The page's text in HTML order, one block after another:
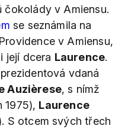
čokolády v Amiensu.
se seznámila na
v Amiensu,
její dcera Laurence.
vdaná
Auzièrese, s nímž
1975), Laurence
S otcem svých třech